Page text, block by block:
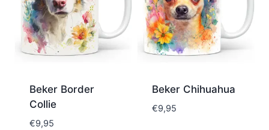
Beker Border
Collie
€9,95
Beker Chihuahua
€9,95